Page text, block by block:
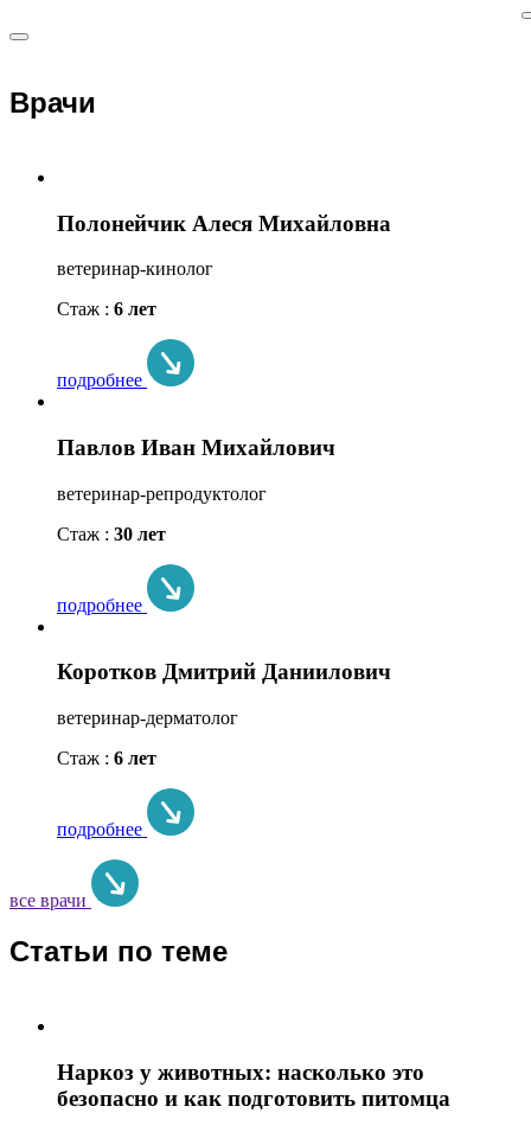
Врачи
Полонейчик Алеся Михайловна
ветеринар-кинолог
Стаж : 6 лет
подробнее
Павлов Иван Михайлович
ветеринар-репродуктолог
Стаж : 30 лет
подробнее
Коротков Дмитрий Даниилович
ветеринар-дерматолог
Стаж : 6 лет
подробнее
все врачи
Статьи по теме
Наркоз у животных: насколько это
безопасно и как подготовить питомца